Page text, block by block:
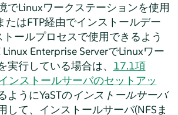
でLinuxワークステーションを使用
たはFTP経由でインストールデー
ールプロセスで使用できるよう
Linux Enterprise ServerでLinuxワー
実行している場合は、 17.1項
インストールサーバのセットアッ
ようにYaSTのインストールサーバ
して、インストールサーバ(NFSま